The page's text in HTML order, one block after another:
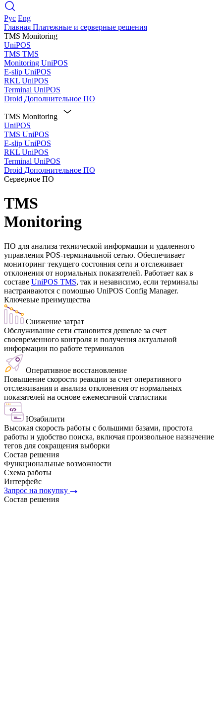
Рус Eng
Главная Платежные и серверные решения
TMS Monitoring
UniPOS
TMS TMS
Monitoring UniPOS
E-slip UniPOS
RKL UniPOS
Terminal UniPOS
Droid Дополнительное ПО
TMS Monitoring
UniPOS
TMS UniPOS
E-slip UniPOS
RKL UniPOS
Terminal UniPOS
Droid Дополнительное ПО
Серверное ПО
TMS
Monitoring
ПО для анализа технической информации и удаленного
управления POS-терминальной сетью. Обеспечивает
мониторинг текущего состояния сети и отслеживает
отклонения от нормальных показателей. Работает как в
составе UniPOS TMS, так и независимо, если терминалы
настраиваются с помощью UniPOS Config Manager.
Ключевые преимущества
Снижение затрат
Обслуживание сети становится дешевле за счет
своевременного контроля и получения актуальной
информации по работе терминалов
Оперативное восстановление
Повышение скорости реакции за счет оперативного
отслеживания и анализа отклонения от нормальных
показателей на основе ежемесячной статистики
Юзабилити
Высокая скорость работы с большими базами, простота
работы и удобство поиска, включая произвольное назначение
тегов для сокращения выборки
Состав решения
Функциональные возможности
Схема работы
Интерфейс
Запрос на покупку
Состав решения